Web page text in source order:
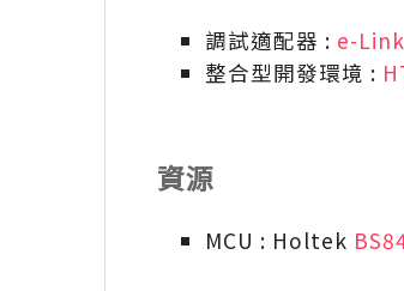
調試適配器 : e-Link
整合型開發環境 :
資源
MCU : Holtek